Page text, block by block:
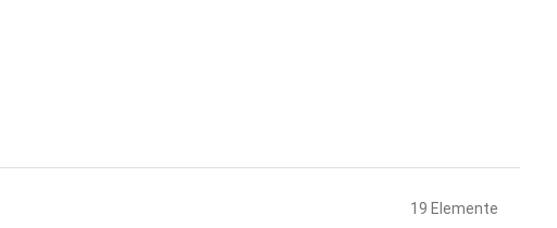
19 Elemente